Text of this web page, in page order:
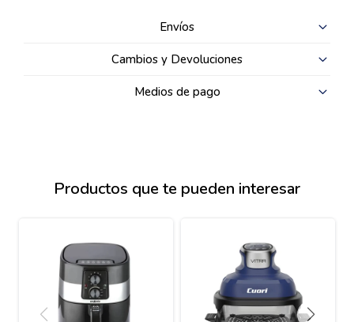
Envíos
Cambios y Devoluciones
Medios de pago
Productos que te pueden interesar